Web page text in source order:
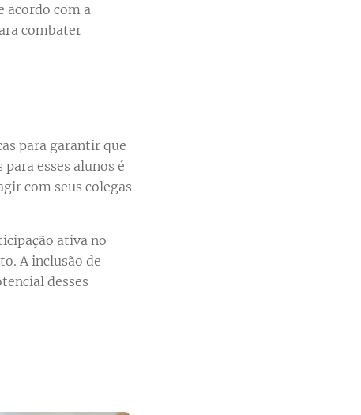
acordo com a
combater
para garantir que
esses alunos é
com seus colegas
ativa no
A inclusão de
desses